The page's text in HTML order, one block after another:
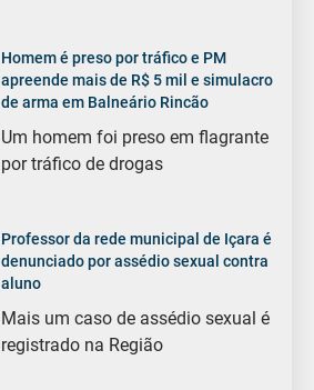
Homem é preso por tráfico e PM
apreende mais de R$ 5 mil e simulacro
de arma em Balneário Rincão
Um homem foi preso em flagrante
por tráfico de drogas
Professor da rede municipal de Içara é
denunciado por assédio sexual contra
aluno
Mais um caso de assédio sexual é
registrado na Região